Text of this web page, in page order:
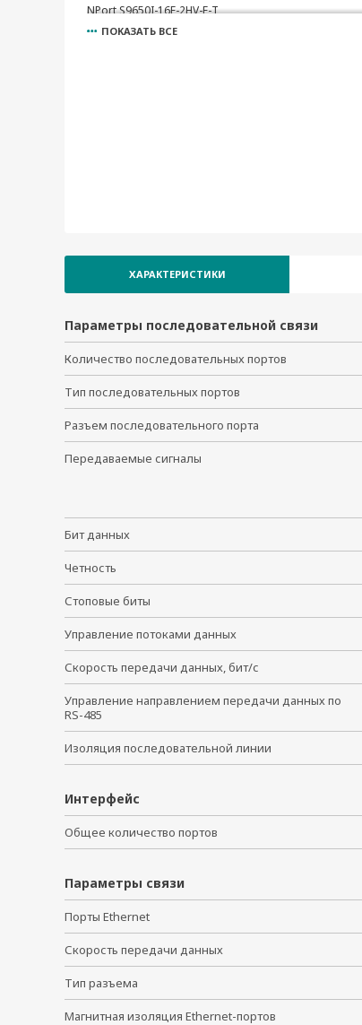
NPort S9650I-16F-2HV-E-T
NPort S9650I-16F-2HV-MSC-T
NPort S9650I-16-2WV-SSC-T
ПОКАЗАТЬ ВСЕ
ХАРАКТЕРИСТИКИ
Параметры последовательной связи
Количество последовательных портов
Тип последовательных портов
Разъем последовательного порта
Передаваемые сигналы
Бит данных
Четность
Стоповые биты
Управление потоками данных
Скорость передачи данных, бит/с
Управление направлением передачи данных по
RS-485
Изоляция последовательной линии
Интерфейс
Общее количество портов
Параметры связи
Порты Ethernet
Скорость передачи данных
Тип разъема
Магнитная изоляция Ethernet-портов